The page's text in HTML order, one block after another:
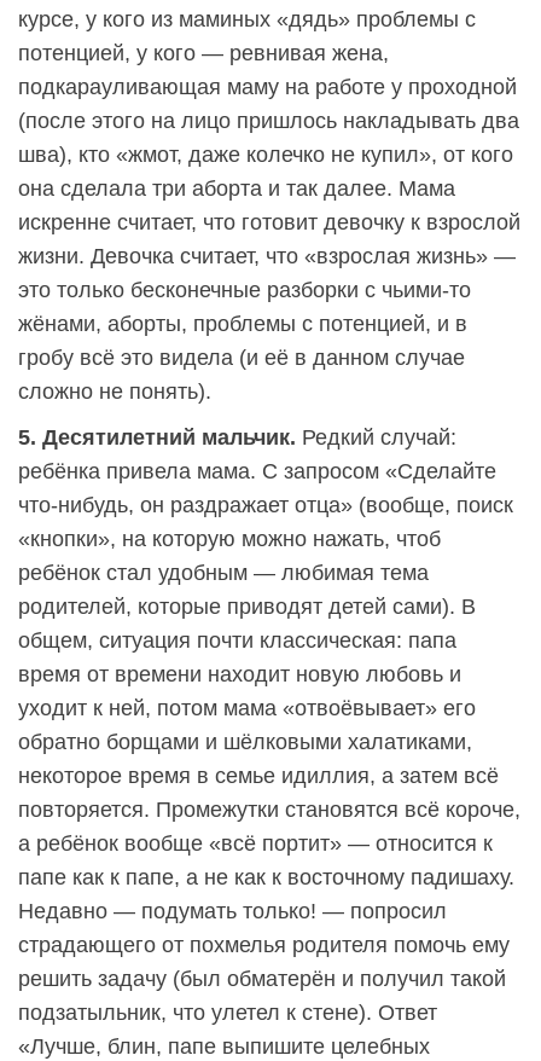
курсе, у кого из маминых «дядь» проблемы с
потенцией, у кого — ревнивая жена,
подкарауливающая маму на работе у проходной
(после этого на лицо пришлось накладывать два
шва), кто «жмот, даже колечко не купил», от кого
она сделала три аборта и так далее. Мама
искренне считает, что готовит девочку к взрослой
жизни. Девочка считает, что «взрослая жизнь» —
это только бесконечные разборки с чьими-то
жёнами, аборты, проблемы с потенцией, и в
гробу всё это видела (и её в данном случае
сложно не понять).
5. Десятилетний мальчик. Редкий случай:
ребёнка привела мама. С запросом «Сделайте
что-нибудь, он раздражает отца» (вообще, поиск
«кнопки», на которую можно нажать, чтоб
ребёнок стал удобным — любимая тема
родителей, которые приводят детей сами). В
общем, ситуация почти классическая: папа
время от времени находит новую любовь и
уходит к ней, потом мама «отвоёвывает» его
обратно борщами и шёлковыми халатиками,
некоторое время в семье идиллия, а затем всё
повторяется. Промежутки становятся всё короче,
а ребёнок вообще «всё портит» — относится к
папе как к папе, а не как к восточному падишаху.
Недавно — подумать только! — попросил
страдающего от похмелья родителя помочь ему
решить задачу (был обматерён и получил такой
подзатыльник, что улетел к стене). Ответ
«Лучше, блин, папе выпишите целебных